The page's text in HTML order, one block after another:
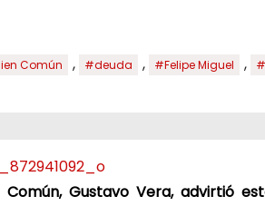
Común , #deuda , #Felipe Miguel ,
Gustavo Vera, advirtió